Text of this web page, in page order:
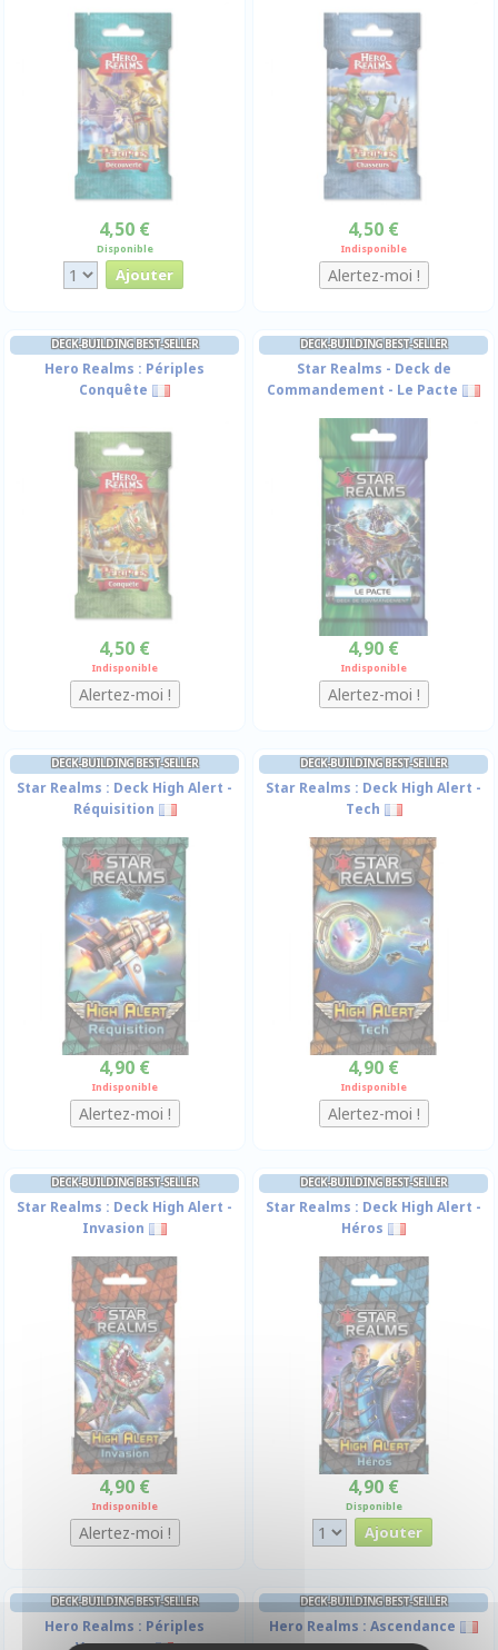
4,50 €
Disponible
4,50 €
Indisponible
DECK-BUILDING BEST-SELLER
Hero Realms : Périples
Conquête
4,50 €
Indisponible
DECK-BUILDING BEST-SELLER
Star Realms - Deck de
Commandement - Le Pacte
4,90 €
Indisponible
DECK-BUILDING BEST-SELLER
Star Realms : Deck High Alert -
Réquisition
4,90 €
Indisponible
DECK-BUILDING BEST-SELLER
Star Realms : Deck High Alert -
Tech
4,90 €
Indisponible
DECK-BUILDING BEST-SELLER
Star Realms : Deck High Alert -
Invasion
4,90 €
Indisponible
DECK-BUILDING BEST-SELLER
Star Realms : Deck High Alert -
Héros
4,90 €
Disponible
DECK-BUILDING BEST-SELLER
Hero Realms : Périples
DECK-BUILDING BEST-SELLER
Hero Realms : Ascendance